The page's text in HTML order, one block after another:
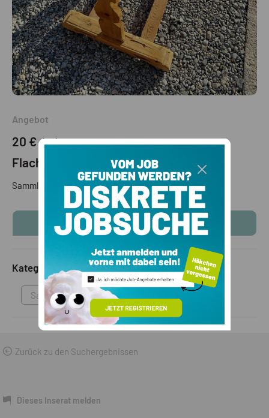
Angebot
20 € (VB)
Flachsstrecker
Sammlerstück
KONTAKTINFOS ANZEIGEN
Kategorie
Sammlungen & Antikes
Zurück zu den Suchergebnissen
Dieses Inserat melden